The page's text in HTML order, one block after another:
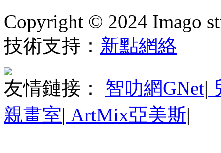
Copyright © 2024 Imago
技術支持： 新點網絡
友情鏈接： 智叻網GNet|
親畫室| ArtMix亞美斯|